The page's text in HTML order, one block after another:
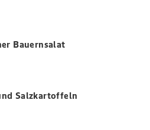
Bauernsalat
Salzkartoffeln